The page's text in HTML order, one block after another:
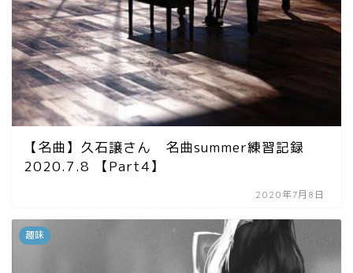
【名曲】久石譲さん 名曲summer練習記録
2020.7.8 【Part4】
2020年7月8日
趣味